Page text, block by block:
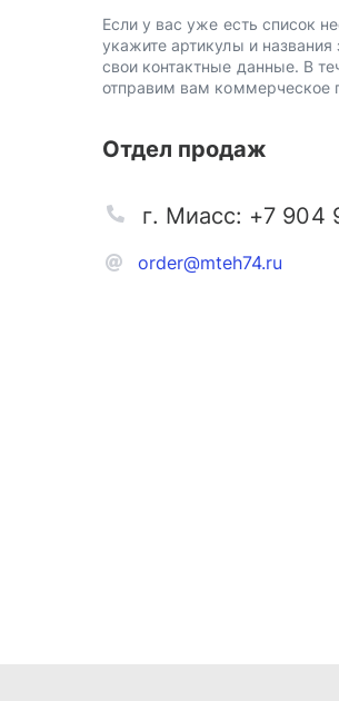
Если у вас уже есть список
укажите артикулы и
свои контактные данные. В
отправим вам коммерческое
Отдел продаж
order@mteh74.ru
г. Миасс: +7 904